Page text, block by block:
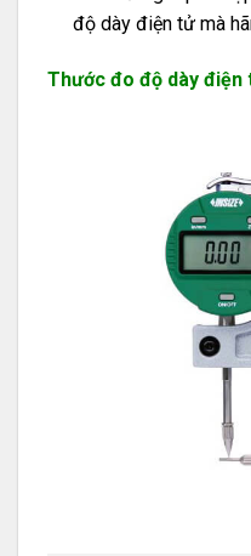
độ dày điện tử mà
Thước đo độ dày điện